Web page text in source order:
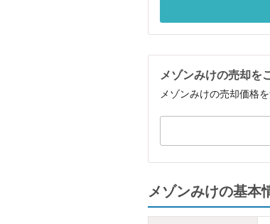
メゾンみけの売却を
メゾンみけの売却価格
メゾンみけの基本